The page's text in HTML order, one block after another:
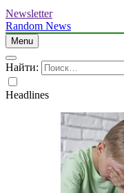
Newsletter
Random News
Menu
Найти:
Headlines